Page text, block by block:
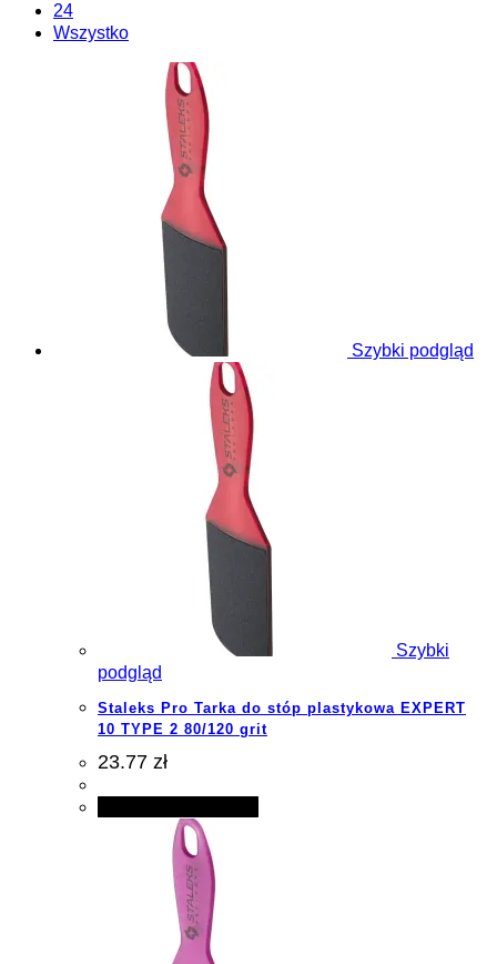
24
Wszystko
Szybki podgląd
Szybki
podgląd
Staleks Pro Tarka do stóp plastykowa EXPERT
10 TYPE 2 80/120 grit
23.77 zł